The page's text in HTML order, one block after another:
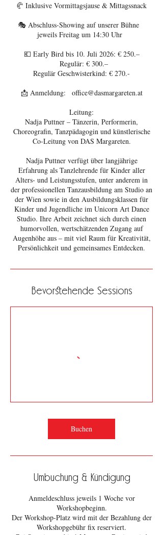
🥐 Inklusive Vormittagsjause & Mittagssnack
🎭 Abschluss-Showing auf unserer Bühne
jeweils Freitag um 14:30 Uhr
💶 Early Bird bis 10. Juli 2026: € 250.–
Regulär: € 300.–
Regulär Geschwisterkind: € 270.-
📩 Anmeldung: office@dasmargareten.at
Leitung:
Nadja Puttner – Tänzerin, Performerin,
Choreografin, Tanzpädagogin und künstlerische
Co-Leitung von DAS Margareten.
Nadja Puttner verfügt über langjährige
Erfahrung als Tanzlehrende für Kinder aller
Alters- und Leistungsstufen, unter anderem in
der professionellen Tanzausbildung am Studio an
der Wien sowie in den Ausbildungsklassen für
Kinder und Jugendliche im Unicorn Art Dance
Studio. Ihre Arbeit zeichnet sich durch einen
humorvollen, wertschätzenden Zugang auf
Augenhöhe aus – mit viel Raum für Kreativität,
Bevorstehende Sessions
Buchen
Umbuchung & Kündigung
Anmeldeschluss jeweils 1 Woche vor
Workshopbeginn.
Der Workshop-Platz wird mit der Bezahlung der
Workshopgebühr fix reserviert.